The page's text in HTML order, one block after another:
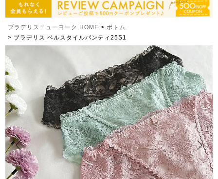
ブラデリスニューヨーク HOME
ボトム
ブラデリス ベルスタイルパンティ25S1